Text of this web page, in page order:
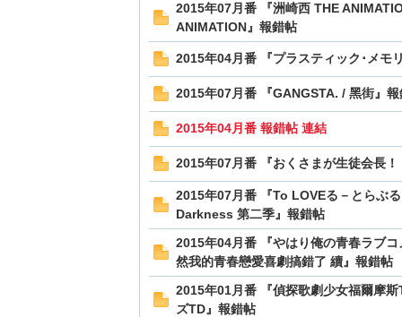
2015年07月番 『洲崎西 THE
ANIMATION』報錯帖
2015年04月番 『プラスティック･メモ
2015年07月番 『GANGSTA. / 黑街』報
2015年04月番 報錯帖 連結
2015年07月番 『おくさまが生徒会長
2015年07月番 『To LOVEる－とらぶ
Darkness 第二季』報錯帖
2015年04月番 『やはり俺の青春ラブ
然我的青春戀愛喜劇搞錯了 續』報錯帖
2015年01月番 『偵探歌劇少女福爾摩
ズTD』報錯帖